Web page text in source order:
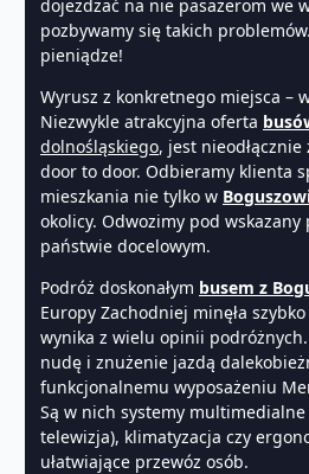
dojeżdżać na nie pasażerom we
pozbywamy się takich
pieniądze!
Wyrusz z konkretnego miejsca –
Niezwykle atrakcyjna oferta
dolnośląskiego, jest
door to door. Odbieramy klienta
mieszkania nie tylko w
okolicy. Odwozimy pod
państwie docelowym.
Podróż doskonałym busem z
Europy Zachodniej minęła
wynika z wielu opinii
nudę i znużenie jazdą
funkcjonalnemu wyposażeniu
Są w nich systemy multimedialne
telewizja), klimatyzacja czy
ułatwiające przewóz osób.